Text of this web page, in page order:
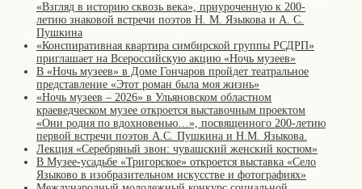
«Взгляд в историю сквозь века», приуроченную к 200-
летию знаковой встречи поэтов Н. М. Языкова и А. С.
Пушкина
«Конспиративная квартира симбирской группы РСДРП»
приглашает на Всероссийскую акцию «Ночь музеев»
В «Ночь музеев» в Доме Гончаров пройдет театральное
представление «Этот роман была моя жизнь»
«Ночь музеев – 2026» в Ульяновском областном
краеведческом музее откроется выставочным проектом
«Они родня по вдохновенью…», посвященного 200-летию
первой встречи поэтов А.С. Пушкина и Н.М. Языкова.
Лекция «Серебряный звон: чувашский женский костюм»
В Музее-усадьбе «Тригорское» откроется выставка «Село
Языково в изобразительном искусстве и фотографиях»